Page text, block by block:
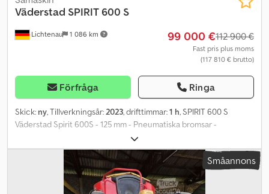
Lichtenau 1 086 km
Väderstad SPIRIT 600 S
99 000 €112 900 €
Fast pris plus moms
(117 810 € brutto)
Förfråga Ringa
Skick: ny, Tillverkningsår:2023, drifttimmar:1 h, SPIRIT 600 S
Väderstad Spirit 600S - 125 mm - Pneumatiska bromsar -
Säkerhetspaket för CoC - EU 167/2013 - Skyddspresenning -
Lyftarmstag Kat. 2/3 - Radar - Mekaniskt stödben - Standardhjul -
CrossBoard Heavy för System Disc Aggressive (CBH SDA) - System
Disc Aggressive (SDA) Chsdev D R Hdepfx Ap Ioa - Spurlocker
startkit C-C 200 cm (CBH SDA) - Spurlocker utbyggnadssats C-C
Småannons